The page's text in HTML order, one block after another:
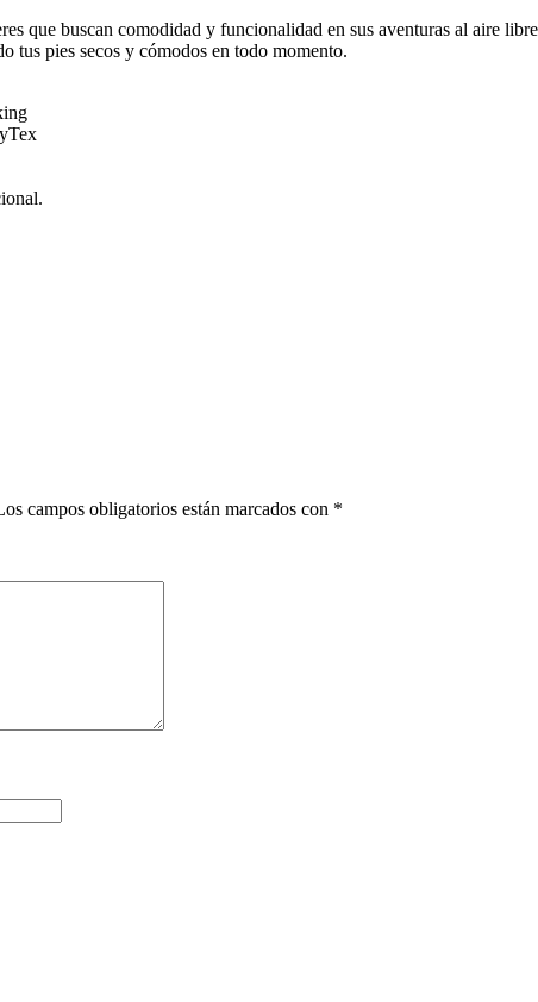
que buscan comodidad y funcionalidad en sus aventuras al aire
tus pies secos y cómodos en todo momento.
campos obligatorios están marcados con *